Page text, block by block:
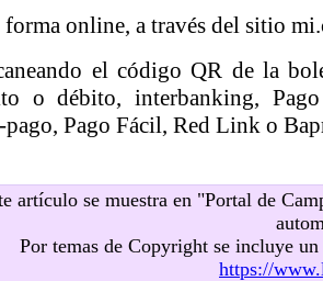
online, a través del sitio
el código QR de la
o débito, interbanking,
pago, Pago Fácil, Red Link o
artículo se muestra en "Portal de
Por temas de Copyright se incluye un
https://